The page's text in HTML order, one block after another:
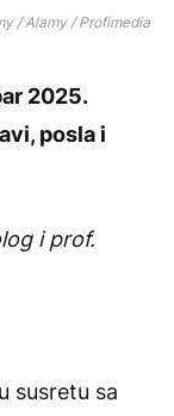
/ Alamy / Profimedia
2025.
posla i
i prof.
susretu sa